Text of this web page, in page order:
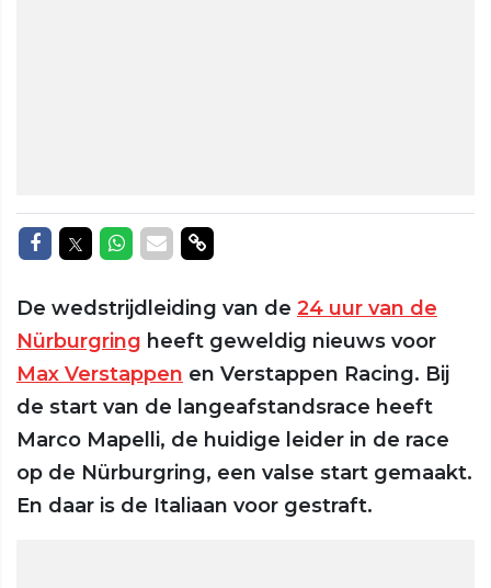
Delen op Facebook
Delen op Twitter
Delen op Whatsapp
Delen via Mail
Delen via link
De wedstrijdleiding van de 24 uur van de
Nürburgring heeft geweldig nieuws voor
Max Verstappen en Verstappen Racing. Bij
de start van de langeafstandsrace heeft
Marco Mapelli, de huidige leider in de race
op de Nürburgring, een valse start gemaakt.
En daar is de Italiaan voor gestraft.